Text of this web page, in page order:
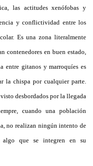
las actitudes xenófobas y
y conflictividad entre los
Es una zona literalmente
contenedores en buen estado,
entre gitanos y marroquíes es
la chispa por cualquier parte.
desbordados por la llegada
cuando una población
no realizan ningún intento de
algo que se integren en su